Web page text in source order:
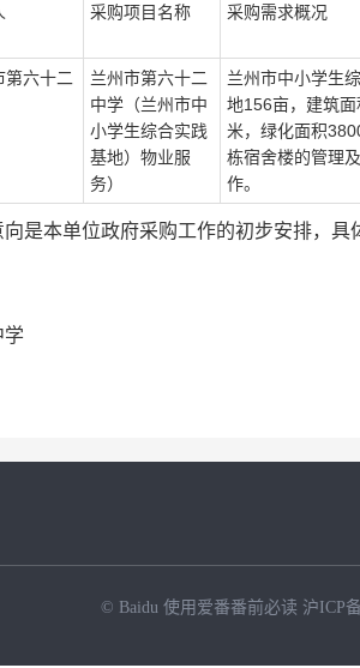
采购项目名称 采购需求概况
第六十二
兰州市第六十二
中学（兰州市中
小学生综合实践
基地）物业服
务）
兰州市中小学生
地156亩，建筑
米，绿化面积
栋宿舍楼的管理
作。
是本单位政府采购工作的初步安排，
学
© Baidu 使用爱番番前必读 沪ICP